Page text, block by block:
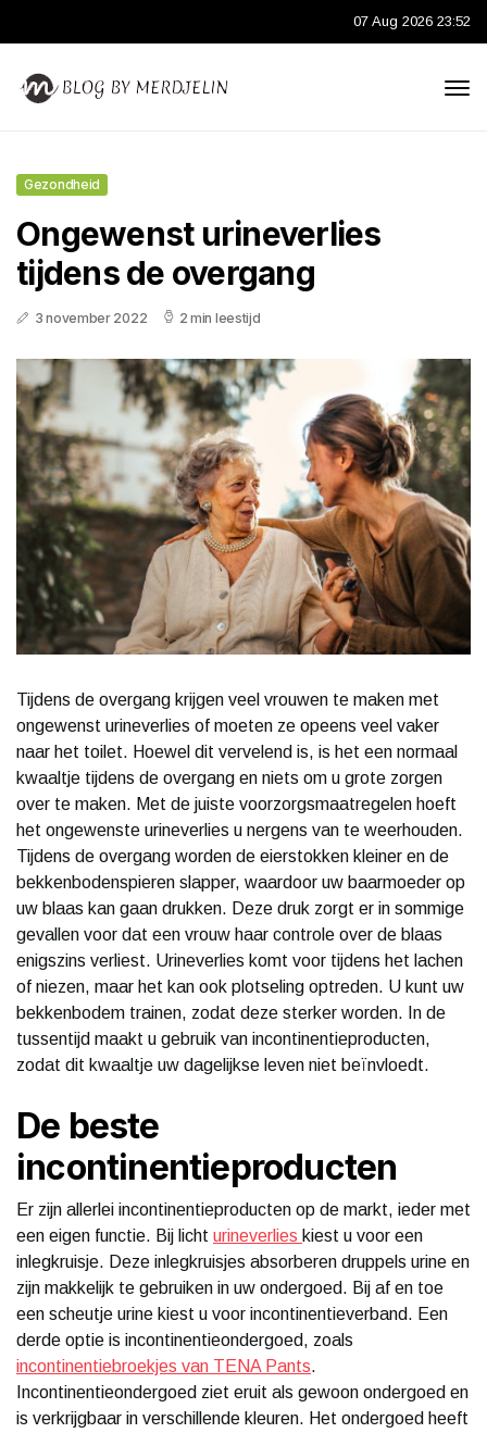
07 Aug 2026 23:52
Gezondheid
Ongewenst urineverlies
tijdens de overgang
3 november 2022 2 min leestijd
Tijdens de overgang krijgen veel vrouwen te maken met
ongewenst urineverlies of moeten ze opeens veel vaker
naar het toilet. Hoewel dit vervelend is, is het een normaal
kwaaltje tijdens de overgang en niets om u grote zorgen
over te maken. Met de juiste voorzorgsmaatregelen hoeft
het ongewenste urineverlies u nergens van te weerhouden.
Tijdens de overgang worden de eierstokken kleiner en de
bekkenbodenspieren slapper, waardoor uw baarmoeder op
uw blaas kan gaan drukken. Deze druk zorgt er in sommige
gevallen voor dat een vrouw haar controle over de blaas
enigszins verliest. Urineverlies komt voor tijdens het lachen
of niezen, maar het kan ook plotseling optreden. U kunt uw
bekkenbodem trainen, zodat deze sterker worden. In de
tussentijd maakt u gebruik van incontinentieproducten,
zodat dit kwaaltje uw dagelijkse leven niet beïnvloedt.
De beste
incontinentieproducten
Er zijn allerlei incontinentieproducten op de markt, ieder met
een eigen functie. Bij licht urineverlies kiest u voor een
inlegkruisje. Deze inlegkruisjes absorberen druppels urine en
zijn makkelijk te gebruiken in uw ondergoed. Bij af en toe
een scheutje urine kiest u voor incontinentieverband. Een
derde optie is incontinentieondergoed, zoals
incontinentiebroekjes van TENA Pants.
Incontinentieondergoed ziet eruit als gewoon ondergoed en
is verkrijgbaar in verschillende kleuren. Het ondergoed heeft